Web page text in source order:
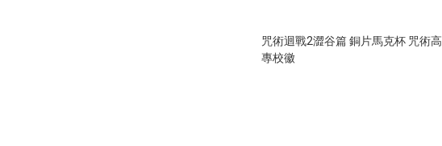
咒術迴戰2澀谷篇 銅片馬克杯 咒術高
專校徽